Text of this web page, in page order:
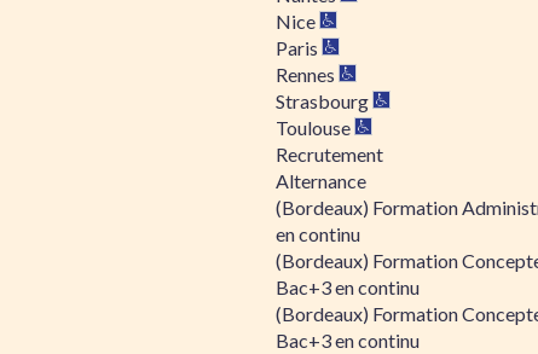
Nice
Paris
Rennes
Strasbourg
Toulouse
Recrutement
Alternance
(Bordeaux) Formation
en continu
(Bordeaux) Formation
Bac+3 en continu
(Bordeaux) Formation
Bac+3 en continu